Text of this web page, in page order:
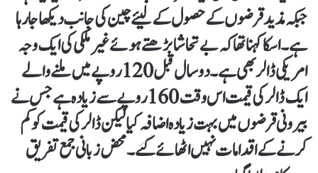
جبکہ مذید قرضوں کے حصول کے لیئے چین کی جانب دیکھا جا رہا
ہے۔ اسکا کہنا تھا کہ بے تحاشا بڑھتے ہوئے غیر ملکی کی ایک وجہ
امریکی ڈالر بھی ہے ۔ دو سال قبل 120 روپے میں ملنے والے
ایک ڈالر کی قیمت اس وقت 160 روپے سے زیادہ ہے جس نے
بیرونی قرضوں میں بہت زیادہ اضافہ کیا لیکن ڈالر کی قیمت کو کم
کرنے کے اقدامات نہیں اٹھائے گئے ۔ محض زبانی جمع تفریق